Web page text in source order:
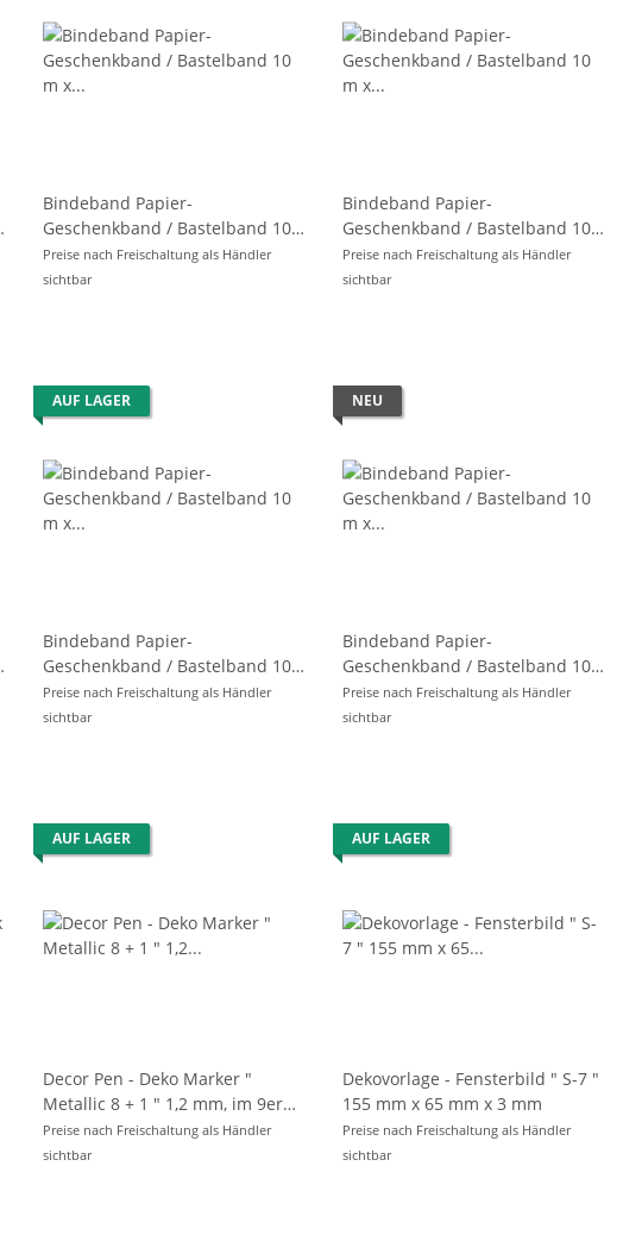
Bindeband Papier-
Geschenkband / Bastelband 10
m x Ø 2mm - BEIGE -
Preise nach Freischaltung als Händler
sichtbar
Bindeband Papier-
Geschenkband / Bastelband 10
m x Ø 2mm - GRAU -
Preise nach Freischaltung als Händler
sichtbar
AUF LAGER
Bindeband Papier-
Geschenkband / Bastelband 10
m x Ø 2mm - WEIß -
Preise nach Freischaltung als Händler
sichtbar
NEU
Bindeband Papier-
Geschenkband / Bastelband 10
m x Ø 2mm - WEISS / GRAU -
Preise nach Freischaltung als Händler
sichtbar
AUF LAGER
Decor Pen - Deko Marker "
Metallic 8 + 1 " 1,2 mm, im 9er
Pack
Preise nach Freischaltung als Händler
sichtbar
AUF LAGER
Dekovorlage - Fensterbild " S-7 "
155 mm x 65 mm x 3 mm
Preise nach Freischaltung als Händler
sichtbar